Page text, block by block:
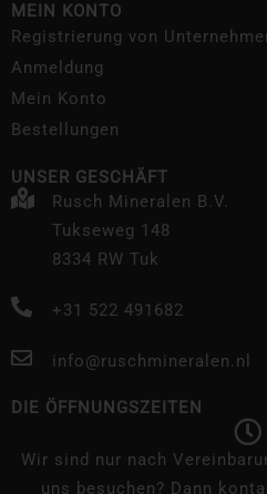
MEIN KONTO
Registrierung von
Anmeldung
Mein Konto
Bestellungen
UNSER GESCHÄFT
Rusch Mineralen B.V.
Tukseweg 148
8334 RW Tuk
+31 522 491682
info@ruschmineralen.nl
DIE ÖFFNUNGSZEITEN
Wir sind nur nach
uns besuchen? Dann